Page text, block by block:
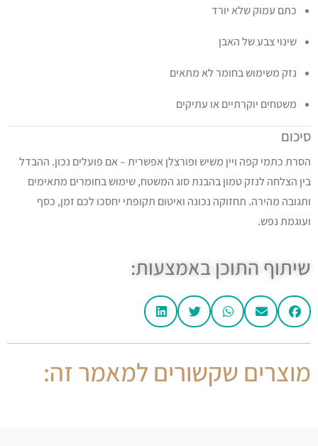
כתם עמוק שלא יורד
שינוי צבע של האבן
נזק משימוש בחומר לא מתאים
משטחים יוקרתיים או עתיקים
סיכום
הסרת כתמי קפה ויין משיש ופורצלן אפשרית – אם פועלים נכון. ההבדל
בין הצלחה לנזק טמון בהבנת סוג המשטח, שימוש בחומרים מתאימים
ותגובה מהירה. תחזוקה נכונה ואיטום תקופתי יחסכו לכם זמן, כסף
ועוגמת נפש.
שיתוף התוכן באמצעות:
מוצרים שקשורים למאמר זה: